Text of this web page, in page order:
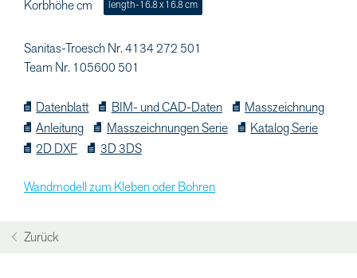
Korbhöhe cm length-16.8 x 16.8 cm
Sanitas-Troesch Nr. 4134 272 501
Team Nr. 105600 501
Datenblatt BIM- und CAD-Daten
Masszeichnung
Anleitung
Masszeichnungen Serie
Katalog Serie
2D DXF
3D 3DS
Wandmodell zum Kleben oder Bohren
Zurück